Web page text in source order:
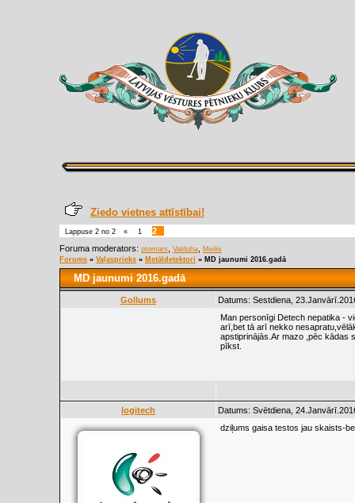
Ziedo vietnes attīstībai!
Lappuse 2 no 2 « 1
2
Foruma moderators: otomars Valduha
Meilis
Forums » Vaļasprieks » Metāldetektori » MD jaunumi 2016.gadā
MD jaunumi 2016.gadā
Gollums
Datums: Sestdiena,
Man personīgi Detech nepatika -
arī,bet tā arī nekko
apstiprinājās.Ar mazo ,pēc kādas
pīkst.
logitech Datums: Svētdiena,
dziļums gaisa testos jau skaists-